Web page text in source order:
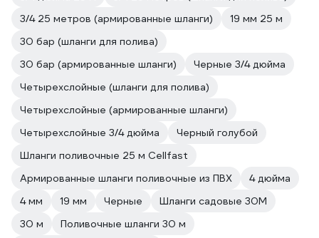
3/4 25 метров (армированные шланги)
19 мм 25 м
30 бар (шланги для полива)
30 бар (армированные шланги)
Черные 3/4 дюйма
Четырехслойные (шланги для полива)
Четырехслойные (армированные шланги)
Четырехслойные 3/4 дюйма
Черный голубой
Шланги поливочные 25 м Cellfast
Армированные шланги поливочные из ПВХ
4 дюйма
4 мм
19 мм Черные
Шланги садовые 30М
30 м
Поливочные шланги 30 м